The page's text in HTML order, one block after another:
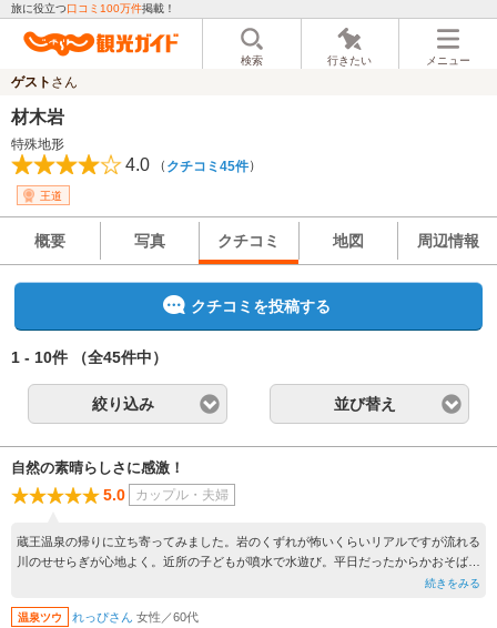
旅に役立つ口コミ100万件掲載！
検索 行きたい メニュー
ゲスト さん
材木岩
特殊地形
4.0 （ クチコミ45件）
王道
概要 写真 クチコミ 地図 周辺情報
クチコミを投稿する
1 - 10件 （全45件中）
絞り込み 並び替え
自然の素晴らしさに感激！
5.0 カップル・夫婦
蔵王温泉の帰りに立ち寄ってみました。岩のくずれが怖いくらいリアルですが流れる
川のせせらぎが心地よく。近所の子どもが噴水で水遊び。平日だったからかおそば屋
さんはお休みでした。木村家住宅も見学しました。管理人に詳しく説明してもらいま
続きをみる
温泉ツウ れっぴさん 女性／60代